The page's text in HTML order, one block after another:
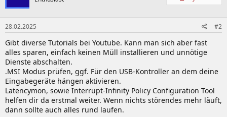
28.02.2025 #2
Gibt diverse Tutorials bei Youtube. Kann man sich aber fast
alles sparen, einfach keinen Müll installieren und unnötige
Dienste abschalten.
.MSI Modus prüfen, ggf. Für den USB-Kontroller an dem deine
Eingabegeräte hängen aktivieren.
Latencymon, sowie Interrupt-Infinity Policy Configuration Tool
helfen dir da erstmal weiter. Wenn nichts störendes mehr läuft,
dann sollte auch alles rund laufen.